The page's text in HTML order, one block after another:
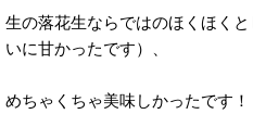
生の落花生ならではのほくほく
いに甘かったです）、
めちゃくちゃ美味しかったです！